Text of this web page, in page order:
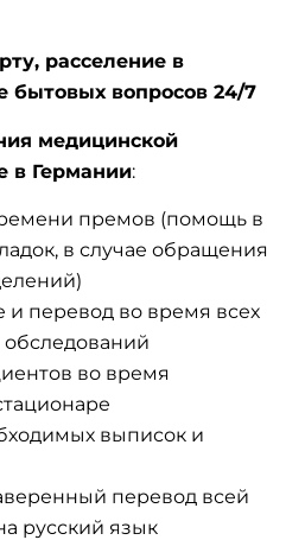
расселение в
бытовых вопросов 24/7
медицинской
в Германии:
премов (помощь в
в случае обращения
перевод во время всех
обследований
во время
выписок и
перевод всей
русский язык